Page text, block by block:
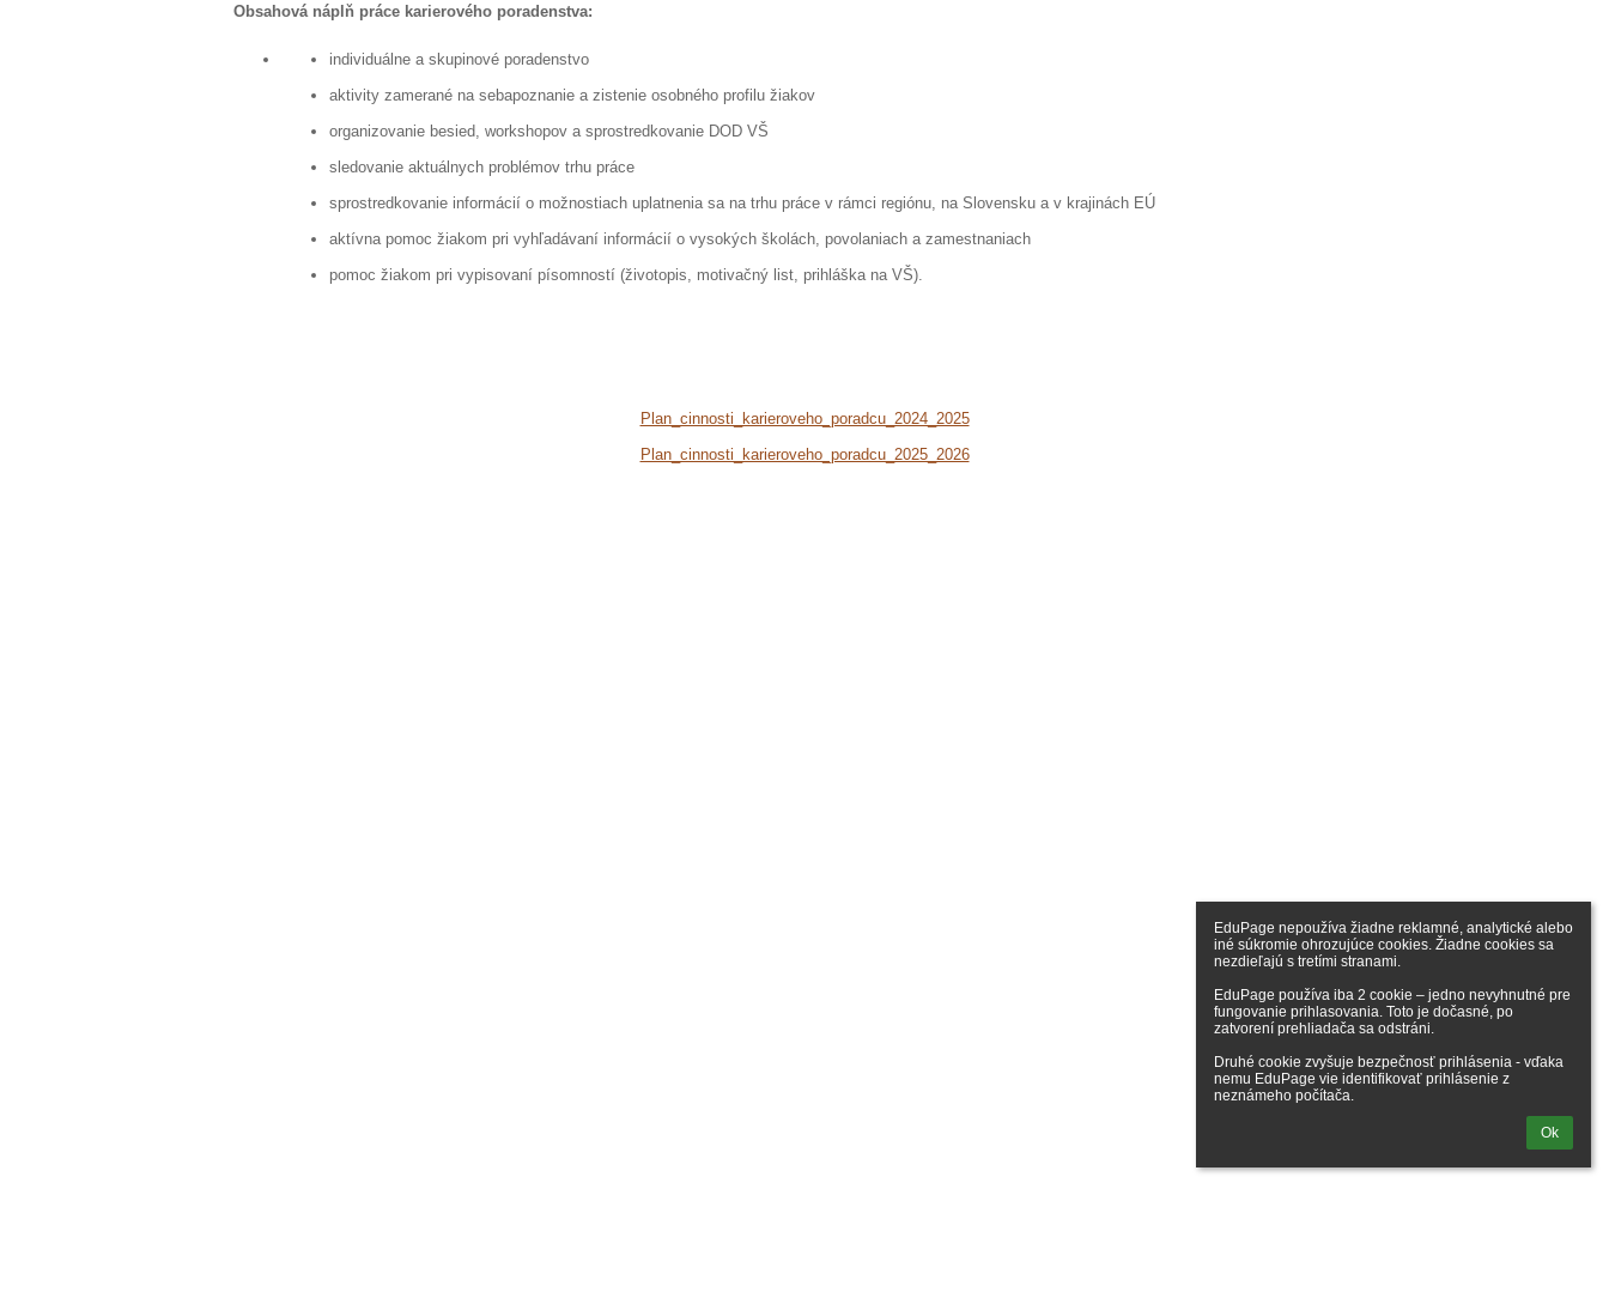
EduPage nepoužíva žiadne reklamné, analytické alebo
iné súkromie ohrozujúce cookies. Žiadne cookies sa
nezdieľajú s tretími stranami.
EduPage používa iba 2 cookie – jedno nevyhnutné pre
fungovanie prihlasovania. Toto je dočasné, po
zatvorení prehliadača sa odstráni.
Druhé cookie zvyšuje bezpečnosť prihlásenia - vďaka
nemu EduPage vie identifikovať prihlásenie z
neznámeho počítača.
Ok
Obsahová náplň práce karierového poradenstva:
individuálne a skupinové poradenstvo
aktivity zamerané na sebapoznanie a zistenie osobného profilu žiakov
organizovanie besied, workshopov a sprostredkovanie DOD VŠ
sledovanie aktuálnych problémov trhu práce
sprostredkovanie informácií o možnostiach uplatnenia sa na trhu práce v rámci regiónu, na Slovensku a v krajinách EÚ
aktívna pomoc žiakom pri vyhľadávaní informácií o vysokých školách, povolaniach a zamestnaniach
pomoc žiakom pri vypisovaní písomností (životopis, motivačný list, prihláška na VŠ).
Plan_cinnosti_karieroveho_poradcu_2024_2025
Plan_cinnosti_karieroveho_poradcu_2025_2026